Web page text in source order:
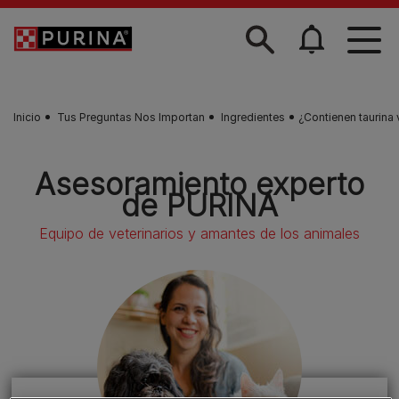
Skip to main content
Inicio Tus Preguntas Nos Importan Ingredientes ¿Contienen
Asesoramiento experto
de PURINA
Equipo de veterinarios y amantes de los animales